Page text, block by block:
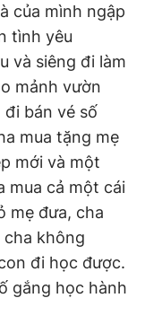
của mình ngập
tình yêu
và siêng đi làm
mảnh vườn
bán vé số
mua tặng mẹ
mới và một
mua cả một cái
mẹ đưa, cha
cha không
đi học được.
gắng học hành